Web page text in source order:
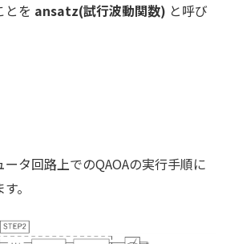
とを ansatz(試行波動関数) と呼び
タ回路上でのQAOAの実行手順に
。